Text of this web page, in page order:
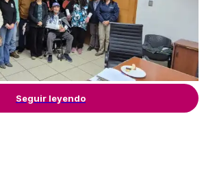
Seguir leyendo